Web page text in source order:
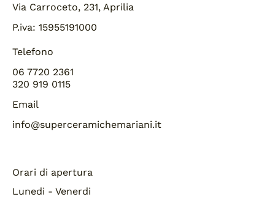
Via Carroceto, 231, Aprilia
P.iva: 15955191000
Telefono
06 7720 2361
320 919 0115
Email
info@superceramichemariani.it
Orari di apertura
Lunedi - Venerdi